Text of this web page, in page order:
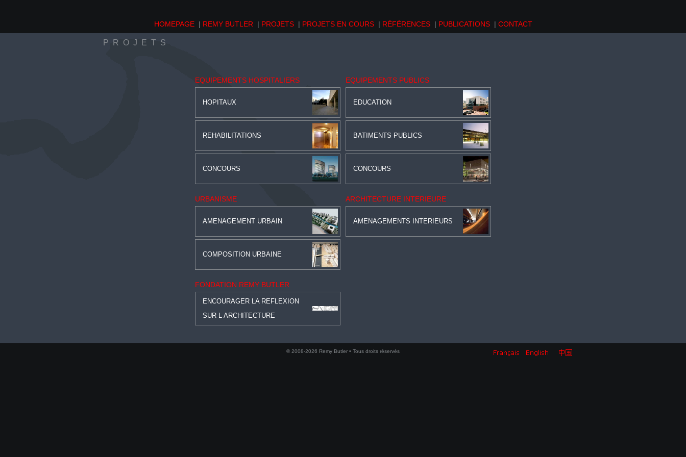
HOMEPAGE| REMY BUTLER | PROJETS| PROJETS EN COURS| RÉFÉRENCES| PUBLICATIONS| CONTACT
PROJETS
EQUIPEMENTS HOSPITALIERS
HOPITAUX
REHABILITATIONS
CONCOURS
EQUIPEMENTS PUBLICS
EDUCATION
BATIMENTS PUBLICS
CONCOURS
URBANISME
AMENAGEMENT URBAIN
COMPOSITION URBAINE
ARCHITECTURE INTERIEURE
AMENAGEMENTS INTERIEURS
FONDATION REMY BUTLER
ENCOURAGER LA REFLEXION
SUR L ARCHITECTURE
© 2008-2026 Remy Butler • Tous droits réservés